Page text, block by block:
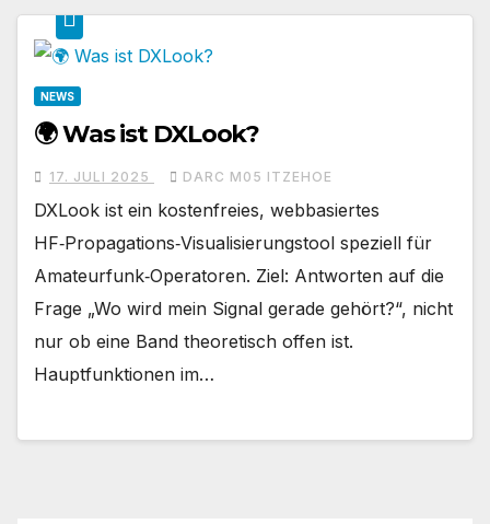
NEWS
🌍 Was ist DXLook?
17. JULI 2025 DARC M05 ITZEHOE
DXLook ist ein kostenfreies, webbasiertes
HF‑Propagations‑Visualisierungstool speziell für
Amateurfunk‑Operatoren. Ziel: Antworten auf die
Frage „Wo wird mein Signal gerade gehört?“, nicht
nur ob eine Band theoretisch offen ist.
Hauptfunktionen im…